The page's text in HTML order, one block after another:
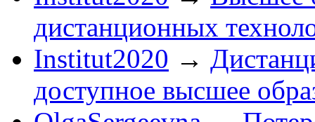
дистанционных
Institut2020 →
доступное высшее